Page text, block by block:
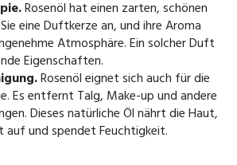
Rosenöl hat einen zarten, schönen
eine Duftkerze an, und ihre Aroma
Atmosphäre. Ein solcher Duft
Eigenschaften.
Rosenöl eignet sich auch für die
Es entfernt Talg, Make-up und andere
Dieses natürliche Öl nährt die Haut,
auf und spendet Feuchtigkeit.